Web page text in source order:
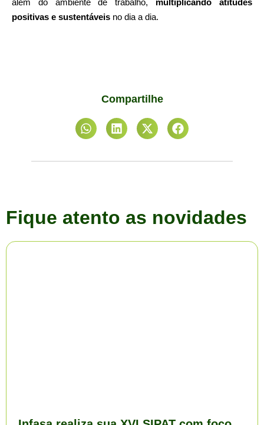
além do ambiente de trabalho, multiplicando atitudes
positivas e sustentáveis no dia a dia.
Compartilhe
Fique atento as novidades